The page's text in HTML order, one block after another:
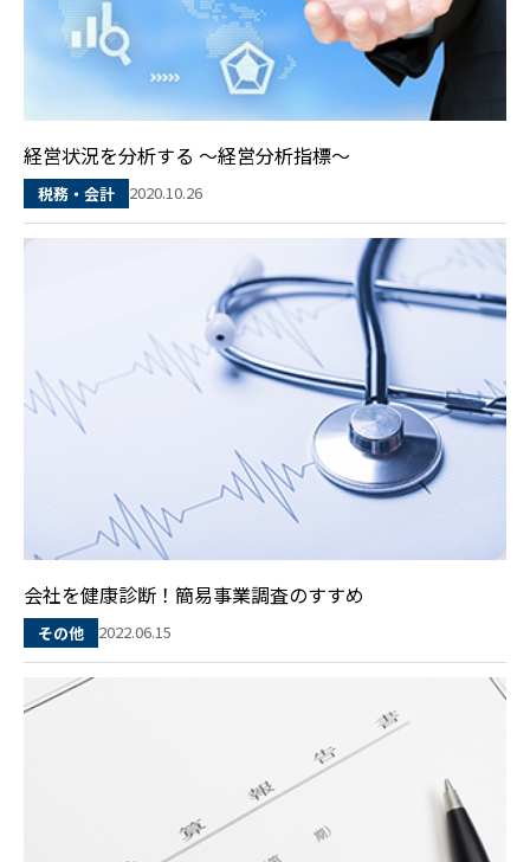
経営状況を分析する ～経営分析指標～
税務・会計 2020.10.26
会社を健康診断！簡易事業調査のすすめ
その他 2022.06.15